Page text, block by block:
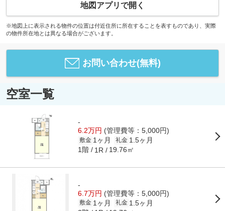
地図アプリで開く
※地図上に表示される物件の位置は付近住所に所在することを表すものであり、実際
の物件所在地とは異なる場合がございます。
お問い合わせ(無料)
空室一覧
-
6.2万円 (管理費等：5,000円)
敷金 1ヶ月 礼金 1.5ヶ月
1階 1R 19.76㎡
-
6.7万円 (管理費等：5,000円)
敷金 1ヶ月 礼金 1.5ヶ月